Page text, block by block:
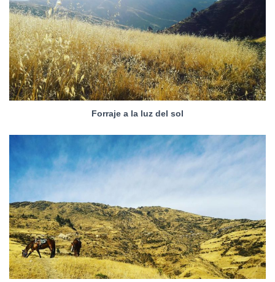
Forraje a la luz del sol